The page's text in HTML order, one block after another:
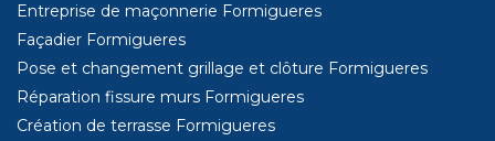
Entreprise de maçonnerie Formigueres
Façadier Formigueres
Pose et changement grillage et clôture Formigueres
Réparation fissure murs Formigueres
Création de terrasse Formigueres